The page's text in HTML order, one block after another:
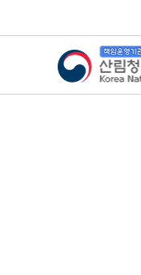
산림청 국립수목원